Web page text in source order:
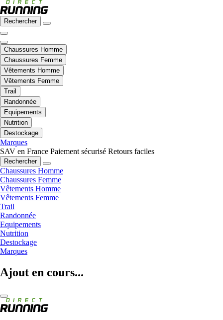
Rechercher
Chaussures Homme
Chaussures Femme
Vêtements Homme
Vêtements Femme
Trail
Randonnée
Equipements
Nutrition
Destockage
Marques
SAV en France Paiement sécurisé Retours faciles
Rechercher
Chaussures Homme
Chaussures Femme
Vêtements Homme
Vêtements Femme
Trail
Randonnée
Equipements
Nutrition
Destockage
Marques
Ajout en cours...